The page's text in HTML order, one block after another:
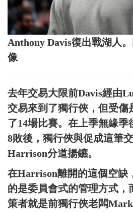
Anthony Davis復出戰湖人
像
去年交易大限前Davis經由
交易來到了獨行俠，但受傷
了14場比賽。在上季無緣季
8敗後，獨行俠與促成這筆
Harrison分道揚鑣。
在Harrison離開的這個空缺
的是委員會式的管理方式，
策者就是前獨行俠老闆